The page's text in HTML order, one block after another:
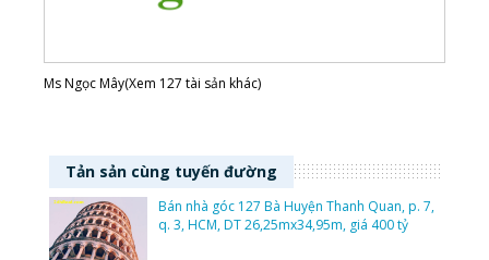
Ms Ngọc Mây(Xem 127 tài sản khác)
Tản sản cùng tuyến đường
Bán nhà góc 127 Bà Huyện Thanh Quan, p. 7,
q. 3, HCM, DT 26,25mx34,95m, giá 400 tỷ